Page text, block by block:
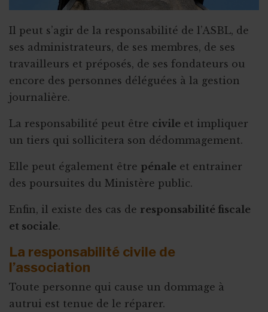
Il peut s’agir de la responsabilité de l’ASBL, de
ses administrateurs, de ses membres, de ses
travailleurs et préposés, de ses fondateurs ou
encore des personnes déléguées à la gestion
journalière.
La responsabilité peut être civile et impliquer
un tiers qui sollicitera son dédommagement.
Elle peut également être pénale et entrainer
des poursuites du Ministère public.
Enfin, il existe des cas de responsabilité fiscale
et sociale.
La responsabilité civile de
l’association
Toute personne qui cause un dommage à
autrui est tenue de le réparer.